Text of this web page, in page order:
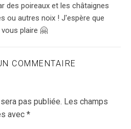
des poireaux et les châtaignes
ou autres noix ! J'espère que
plaire 🤗
COMMENTAIRE
pas publiée. Les champs
avec *